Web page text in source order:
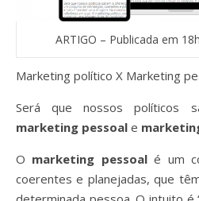
ARTIGO – Publicada em
Marketing político X Marketing
Será que nossos políticos
marketing pessoal e
O marketing pessoalé um
coerentes e planejadas, que